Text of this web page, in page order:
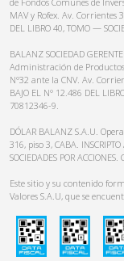
MAV y Rofex. Av. Corrientes
DEL LIBRO 40, TOMO —
BALANZ SOCIEDAD
Administración de
N°32 ante la CNV. Av.
BAJO EL N° 12.486 DEL
70812346-9.
DÓLAR BALANZ S.A.U.
316, piso 3, CABA.
SOCIEDADES POR
Este sitio y su contenido
Valores S.A.U, que se